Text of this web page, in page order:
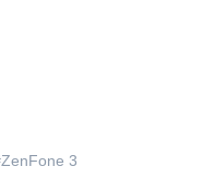
ZenFone 3